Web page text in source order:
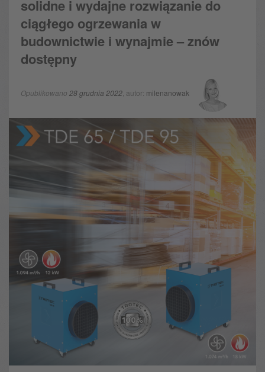
solidne i wydajne rozwiązanie do
ciągłego ogrzewania w
budownictwie i wynajmie – znów
dostępny
Opublikowano 28 grudnia 2022 , autor: milenanowak